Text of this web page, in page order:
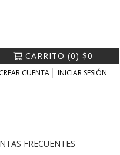
CARRITO (0) $0
CREAR CUENTA INICIAR SESIÓN
FRECUENTES